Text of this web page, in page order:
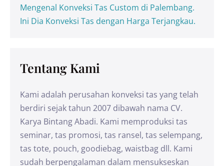
Mengenal Konveksi Tas Custom di Palembang.
Ini Dia Konveksi Tas dengan Harga Terjangkau.
Tentang Kami
Kami adalah perusahan konveksi tas yang telah
berdiri sejak tahun 2007 dibawah nama CV.
Karya Bintang Abadi. Kami memproduksi tas
seminar, tas promosi, tas ransel, tas selempang,
tas tote, pouch, goodiebag, waistbag dll. Kami
sudah berpengalaman dalam mensukseskan